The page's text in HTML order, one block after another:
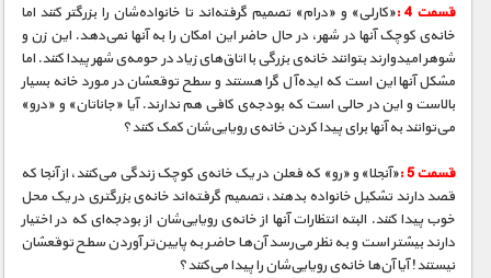
قسمت 4 :
«کارلی» و «درام» تصمیم گرفته‌اند تا خانواده‌شان را بزرگتر کنند اما
خانه‌ی کوچک آنها در شهر، در حال حاضر این امکان را به آنها نمی‌دهد. این زن و
شوهر امیدوارند بتوانند خانه‌ی بزرگی با اتاق‌های زیاد در حومه‌ی شهر پیدا کنند. اما
مشکل آنها این است که ایده‌آل گرا هستند و سطح توقعشان در مورد خانه بسیار
بالاست و این در حالی است که بودجه‌ی کافی هم ندارند. آیا «جاناتان» و «درو»
می‌توانند به آنها برای پیدا کردن خانه‌ی رویایی‌شان کمک کنند؟
قسمت 5 :
«آنجلا» و «رو» که فعلن در یک خانه‌ی کوچک زندگی می‌کنند، از آنجا که
قصد دارند تشکیل خانواده بدهند، تصمیم گرفته‌اند خانه‌ی بزرگتری در یک محل
خوب پیدا کنند. البته انتظارات آنها از خانه‌ی رویایی‌شان از بودجه‌ای که در اختیار
دارند بیشتر است و به نظر می‌رسد آن‌ها حاضر به پایین‌تر آوردن سطح توقعشان
نیستند! آیا آن‌ها خانه‌ی رویایی‌شان را پیدا می‌کنند؟